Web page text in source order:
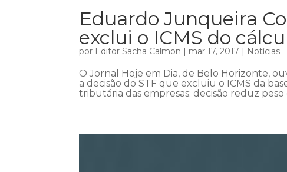
Eduardo Junqueira
exclui o ICMS do
por Editor Sacha Calmon | mar 17, 2017 | Notícias
O Jornal Hoje em Dia, de Belo Horizonte,
a decisão do STF que excluiu o ICMS da
tributária das empresas; decisão reduz peso